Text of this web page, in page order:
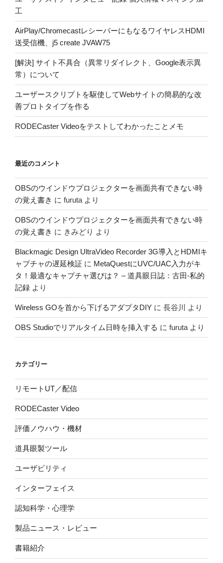
工
AirPlay/ChromecastレシーバーにもなるワイヤレスHDMI
送受信機、j5 create JVAW75
[解決] サイト不具合（異常リダイレクト、Google表示異
常）について
ユーザースクリプトを駆使してWebサイトの簡易的な改
善プロトタイプを作る
RODECaster Videoをテストしてわかったことメモ
最近のコメント
OBSのウインドウプロジェクターを画面共有できない時
の覚え書き に furuta より
OBSのウインドウプロジェクターを画面共有できない時
の覚え書き に きみどり より
Blackmagic Design UltraVideo Recorder 3G導入とHDMIキ
ャプチャの遅延検証 に MetaQuestにUVC/UAC入力がキ
タ！最適なキャプチャ選びは？ – 道具眼日誌：古田-私的
記録 より
Wireless GOを首から下げるアダプタDIY に 長谷川 より
OBS Studioでリアルタイム日時を挿入する に furuta より
カテゴリー
リモートUT／配信
RODECaster Video
評価ノウハウ・機材
道具眼製ツール
ユーザビリティ
インターフェイス
認知科学・心理学
製品ニュース・レビュー
書籍紹介